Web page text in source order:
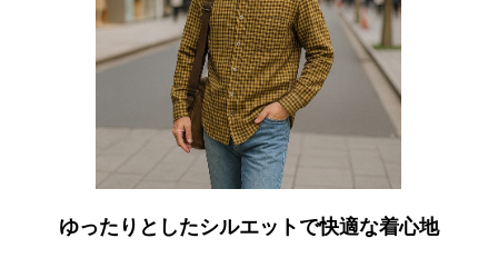
ゆったりとしたシルエットで快適な着心地